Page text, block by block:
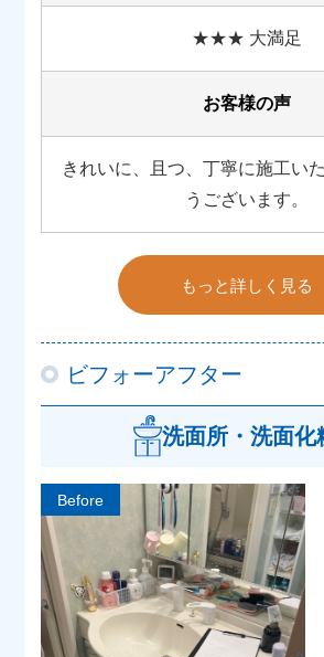
★★★ 大満足
お客様の声
きれいに、且つ、丁寧に施工い
うございます。
もっと詳しく見る
ビフォーアフター
洗面所・洗面化
Before